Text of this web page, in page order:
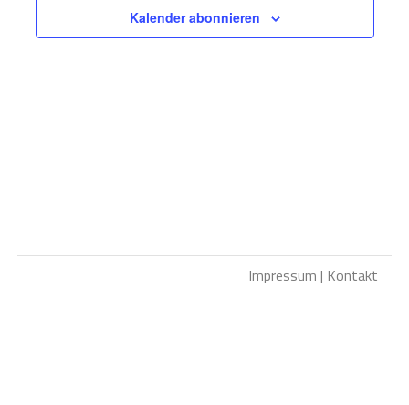
Kalender abonnieren
Impressum | Kontakt